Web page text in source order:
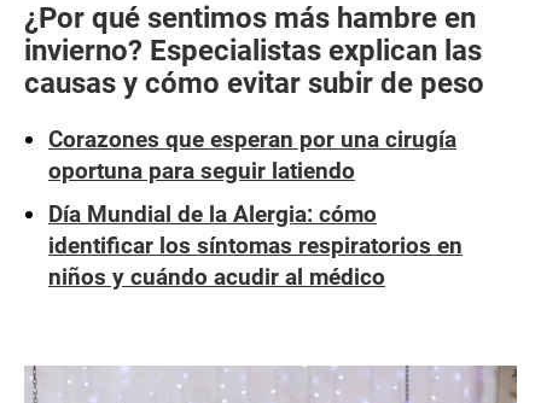
¿Por qué sentimos más hambre en
invierno? Especialistas explican las
causas y cómo evitar subir de peso
Corazones que esperan por una cirugía
oportuna para seguir latiendo
Día Mundial de la Alergia: cómo
identificar los síntomas respiratorios en
niños y cuándo acudir al médico